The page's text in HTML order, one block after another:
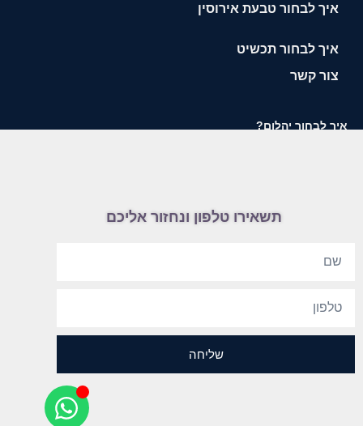
איך לבחור טבעת אירוסין
איך לבחור תכשיט
צור קשר
איך לבחור יהלום?
תשאירו טלפון ונחזור אליכם
שליחה